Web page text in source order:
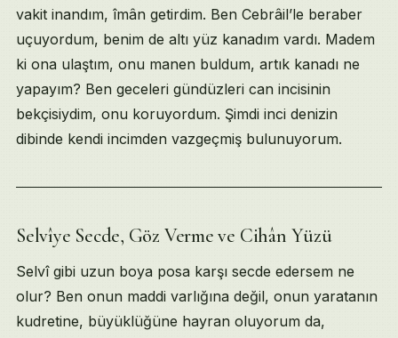
vakit inandım, îmân getirdim. Ben Cebrâil’le beraber
uçuyordum, benim de altı yüz kanadım vardı. Madem
ki ona ulaştım, onu manen buldum, artık kanadı ne
yapayım? Ben geceleri gündüzleri can incisinin
bekçisiydim, onu koruyordum. Şimdi inci denizin
dibinde kendi incimden vazgeçmiş bulunuyorum.
Selvîye Secde, Göz Verme ve Cihân Yüzü
Selvî gibi uzun boya posa karşı secde edersem ne
olur? Ben onun maddi varlığına değil, onun yaratanın
kudretine, büyüklüğüne hayran oluyorum da,